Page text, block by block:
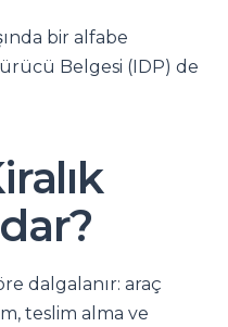
bir alfabe
Belgesi (IDP) de
dalgalanır: araç
teslim alma ve